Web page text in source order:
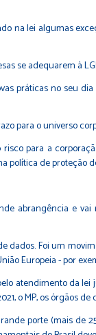
na lei algumas
se adequarem à
práticas no seu
para o universo
para a
política de proteção
abrangência e
Foi um
Europeia - por
atendimento da
o MP, os órgãos
porte (mais